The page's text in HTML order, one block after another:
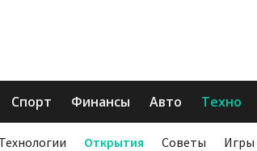
Спорт Финансы Авто Техно
Технологии Открытия Советы Игры